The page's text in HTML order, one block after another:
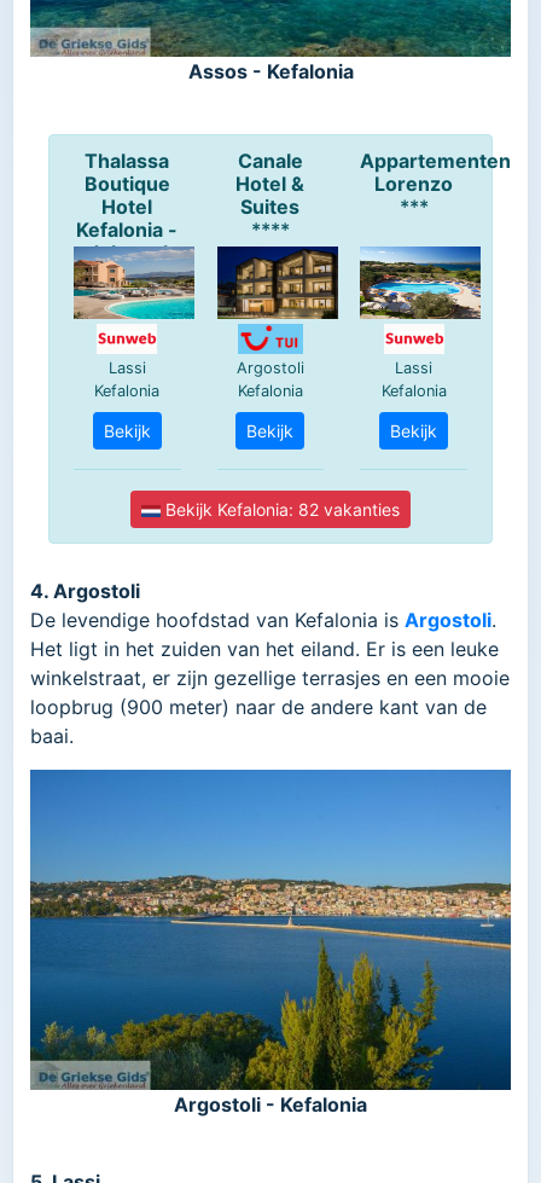
Assos - Kefalonia
4. Argostoli
De levendige hoofdstad van Kefalonia is Argostoli.
Het ligt in het zuiden van het eiland. Er is een leuke
winkelstraat, er zijn gezellige terrasjes en een mooie
loopbrug (900 meter) naar de andere kant van de
baai.
Argostoli - Kefalonia